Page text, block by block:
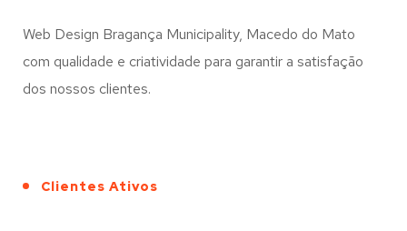
Web Design Bragança Municipality, Macedo do Mato
com qualidade e criatividade para garantir a satisfação
dos nossos clientes.
Clientes Ativos